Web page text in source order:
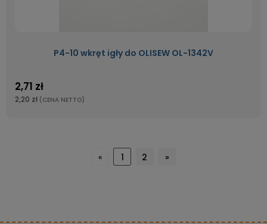
P4-10 wkręt igły do OLISEW OL-1342V
2,71 zł
2,20 zł (CENA NETTO)
« 1 2 »